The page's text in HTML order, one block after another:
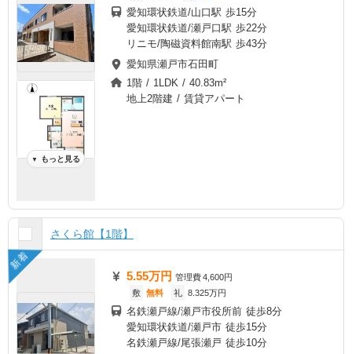
▼ もっと見る
愛知環状鉄道/山口駅 歩15分
愛知環状鉄道/瀬戸口駅 歩22分
リニモ/陶磁資料館南駅 歩43分
愛知県瀬戸市石田町
1階 / 1LDK / 40.83m²
地上2階建 / 賃貸アパート
さくら館【1階】
新着
5.55万円 管理費4,600円
敷 無料 礼 8.325万円
名鉄瀬戸線/瀬戸市役所前 徒歩8分
愛知環状鉄道/瀬戸市 徒歩15分
名鉄瀬戸線/尾張瀬戸 徒歩10分